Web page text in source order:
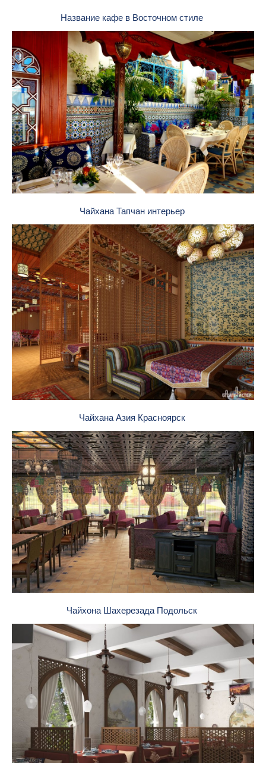
Название кафе в Восточном стиле
Чайхана Тапчан интерьер
Чайхана Азия Красноярск
Чайхона Шахерезада Подольск